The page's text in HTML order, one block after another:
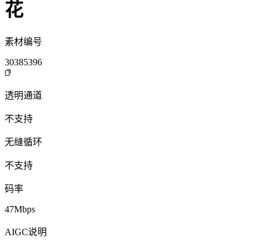
花
素材编号
30385396
透明通道
不支持
无缝循环
不支持
码率
47Mbps
AIGC说明